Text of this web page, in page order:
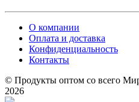
О компании
Оплата и доставка
Конфиденциальность
Контакты
© Продукты оптом со всего
2026